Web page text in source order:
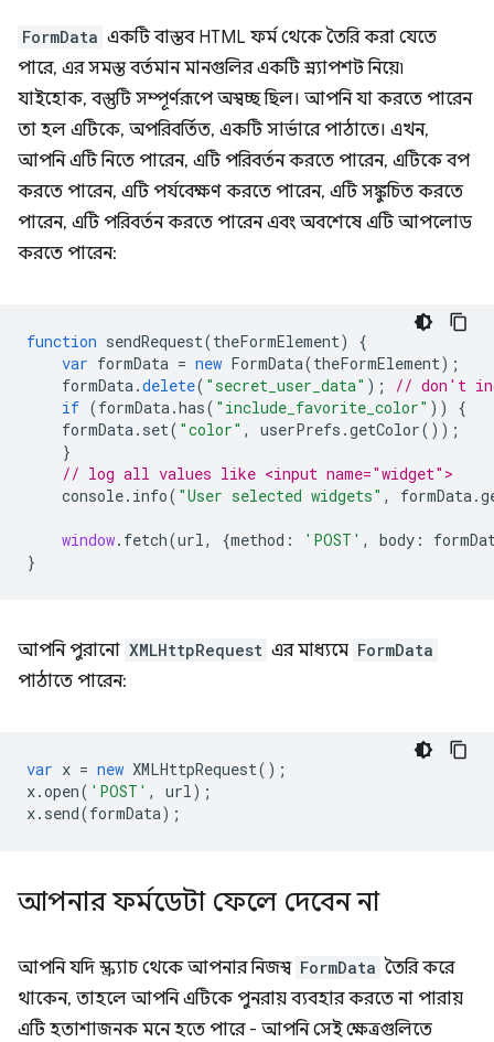
FormData একটি বাস্তব HTML ফর্ম থেকে তৈরি করা যেতে
পারে, এর সমস্ত বর্তমান মানগুলির একটি স্ন্যাপশট নিয়ে৷
যাইহোক, বস্তুটি সম্পূর্ণরূপে অস্বচ্ছ ছিল। আপনি যা করতে পারেন
তা হল এটিকে, অপরিবর্তিত, একটি সার্ভারে পাঠাতে। এখন,
আপনি এটি নিতে পারেন, এটি পরিবর্তন করতে পারেন, এটিকে বপ
করতে পারেন, এটি পর্যবেক্ষণ করতে পারেন, এটি সঙ্কুচিত করতে
পারেন, এটি পরিবর্তন করতে পারেন এবং অবশেষে এটি আপলোড
করতে পারেন:
function sendRequest(theFormElement)
{
var formData = new FormData(theFormElement);
formData.delete( "secret_user_data" );
// don't
if (formData.has( "include_favorite_color" ))
{
formData. set( "color" , userPrefs .getColor());
}
// log all values like <input name="widget">
console. info( "User selected widgets" , formData.
window. fetch(url, {method : 'POST' , body :
}
আপনি পুরানো XMLHttpRequest এর মাধ্যমে FormData
পাঠাতে পারেন:
var x = new XMLHttpRequest();
x.open( 'POST' , url);
x. send(formData);
আপনার ফর্মডেটা ফেলে দেবেন না
আপনি যদি স্ক্র্যাচ থেকে আপনার নিজস্ব FormData তৈরি করে
থাকেন, তাহলে আপনি এটিকে পুনরায় ব্যবহার করতে না পারায়
এটি হতাশাজনক মনে হতে পারে - আপনি সেই ক্ষেত্রগুলিতে